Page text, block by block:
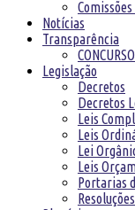
Notícias
Transparência
Legislação
Decretos
Decretos
Leis
Leis
Lei
Leis
Portarias